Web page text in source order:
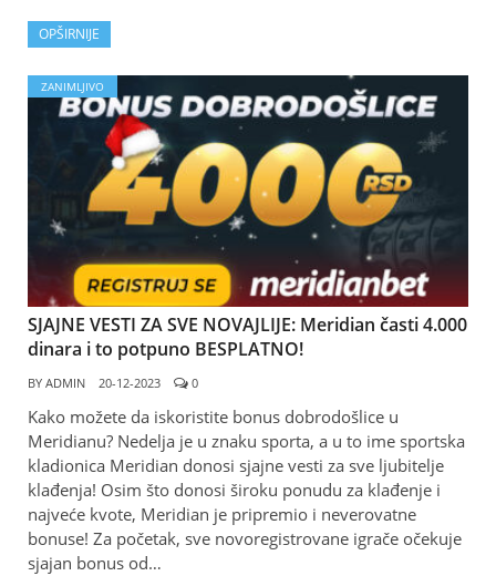
OPŠIRNIJE
ZANIMLJIVO
SJAJNE VESTI ZA SVE NOVAJLIJE: Meridian časti 4.000
dinara i to potpuno BESPLATNO!
BY ADMIN 20-12-2023 0
Kako možete da iskoristite bonus dobrodošlice u
Meridianu? Nedelja je u znaku sporta, a u to ime sportska
kladionica Meridian donosi sjajne vesti za sve ljubitelje
klađenja! Osim što donosi široku ponudu za klađenje i
najveće kvote, Meridian je pripremio i neverovatne
bonuse! Za početak, sve novoregistrovane igrače očekuje
sjajan bonus od…